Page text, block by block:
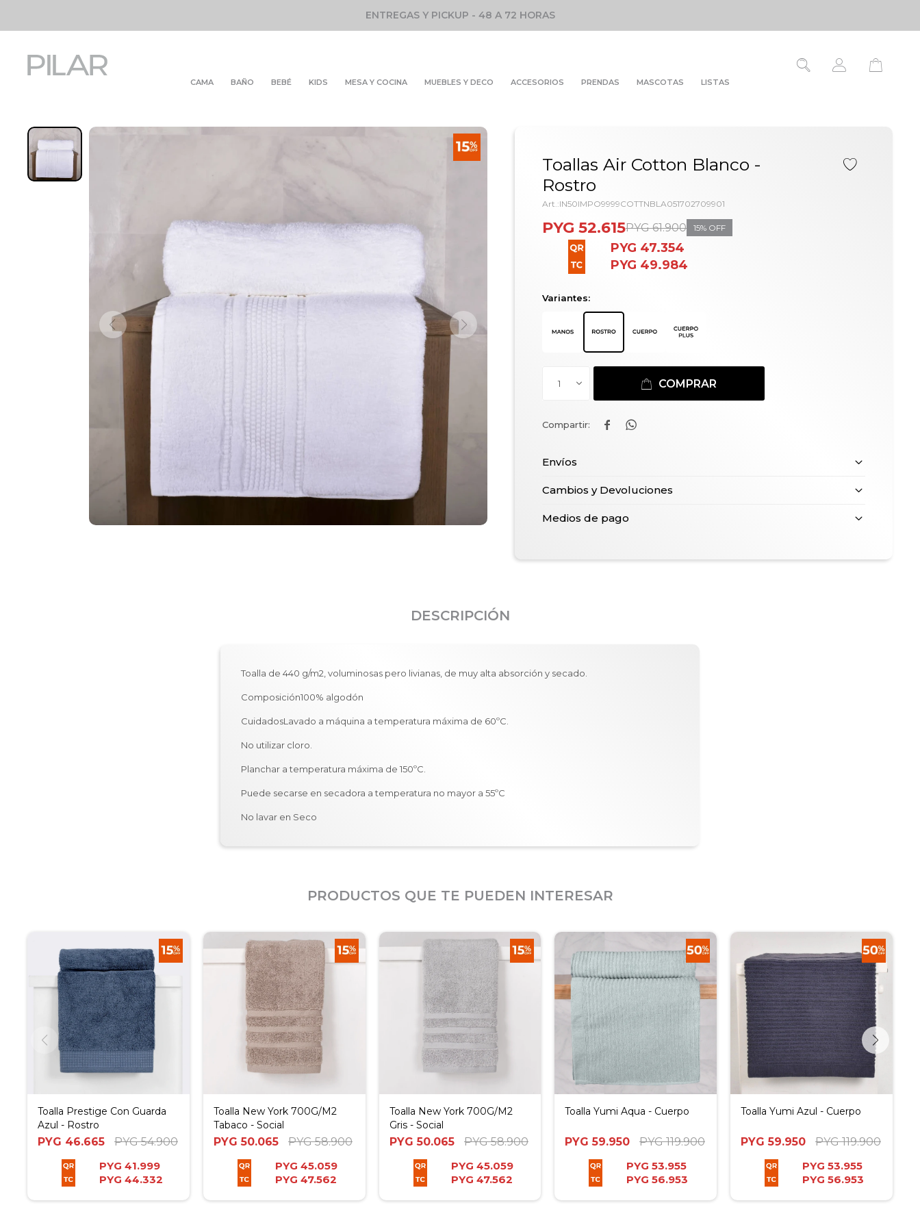
ENTREGAS Y PICKUP - 48 A 72 HORAS
CAMA BAÑO BEBÉ KIDS MESA Y COCINA MUEBLES Y DECO ACCESORIOS PRENDAS MASCOTAS LISTAS
Toallas Air Cotton Blanco -
Rostro
IN50IMPO9999COTTNBLA051702709901
PYG 52.615PYG 61.900 15
PYG 47.354
PYG 49.984
Variantes:
1 COMPRAR
 
Envíos
Cambios y Devoluciones
Medios de pago
DESCRIPCIÓN
Toalla de 440 g/m2, voluminosas pero livianas, de muy alta absorción y secado.
Composición100% algodón
CuidadosLavado a máquina a temperatura máxima de 60ºC.
No utilizar cloro.
Planchar a temperatura máxima de 150ºC.
Puede secarse en secadora a temperatura no mayor a 55ºC
No lavar en Seco
PRODUCTOS QUE TE PUEDEN INTERESAR
Toalla Prestige Con Guarda
Azul - Rostro
PYG 46.665 PYG 54.900
PYG 41.999
PYG 44.332
Toalla New York 700G/M2
Tabaco - Social
PYG 50.065 PYG 58.900
PYG 45.059
PYG 47.562
Toalla New York 700G/M2
Gris - Social
PYG 50.065 PYG 58.900
PYG 45.059
PYG 47.562
Toalla Yumi Aqua - Cuerpo
PYG 59.950 PYG 119.900
PYG 53.955
PYG 56.953
Toalla Yumi Azul - Cuerpo
PYG 59.950 PYG 119.900
PYG 53.955
PYG 56.953